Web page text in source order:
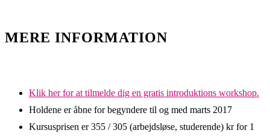
MERE INFORMATION
Klik her for at tilmelde dig en gratis introduktions workshop.
Holdene er åbne for begyndere til og med marts 2017
Kursusprisen er 355 / 305 (arbejdsløse, studerende) kr for 1